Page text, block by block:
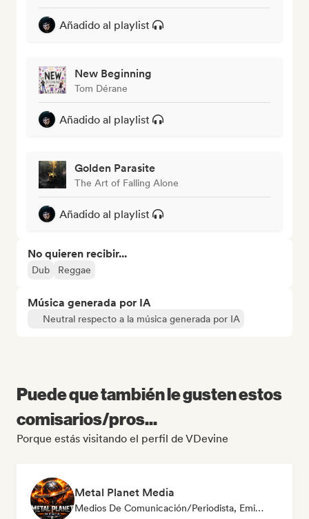
Añadido al playlist
New Beginning
Tom Dérane
Añadido al playlist
Golden Parasite
The Art of Falling Alone
Añadido al playlist
No quieren recibir...
Dub Reggae
Música generada por IA
Neutral respecto a la música generada por IA
Puede que también le gusten estos
comisarios/pros...
Porque estás visitando el perfil de VDevine
Metal Planet Media
Medios De Comunicación/Periodista, Emisoras De Radio